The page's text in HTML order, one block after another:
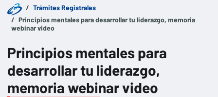
Trámites Registrales
Principios mentales para desarrollar tu liderazgo, memoria
webinar video
Principios mentales para
desarrollar tu liderazgo,
memoria webinar video